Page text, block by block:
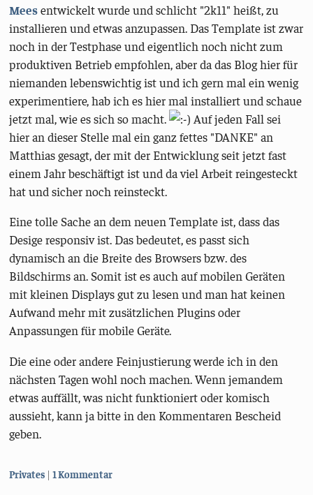
Meesentwickelt wurde und schlicht "2k11" heißt, zu
installieren und etwas anzupassen. Das Template ist zwar
noch in der Testphase und eigentlich noch nicht zum
produktiven Betrieb empfohlen, aber da das Blog hier für
niemanden lebenswichtig ist und ich gern mal ein wenig
experimentiere, hab ich es hier mal installiert und schaue
jetzt mal, wie es sich so macht.
Auf jeden Fall sei
hier an dieser Stelle mal ein ganz fettes "DANKE" an
Matthias gesagt, der mit der Entwicklung seit jetzt fast
einem Jahr beschäftigt ist und da viel Arbeit reingesteckt
hat und sicher noch reinsteckt.
Eine tolle Sache an dem neuen Template ist, dass das
Desige responsiv ist. Das bedeutet, es passt sich
dynamisch an die Breite des Browsers bzw. des
Bildschirms an. Somit ist es auch auf mobilen Geräten
mit kleinen Displays gut zu lesen und man hat keinen
Aufwand mehr mit zusätzlichen Plugins oder
Anpassungen für mobile Geräte.
Die eine oder andere Feinjustierung werde ich in den
nächsten Tagen wohl noch machen. Wenn jemandem
etwas auffällt, was nicht funktioniert oder komisch
aussieht, kann ja bitte in den Kommentaren Bescheid
geben.
Kategorien:
Privates 1 Kommentar